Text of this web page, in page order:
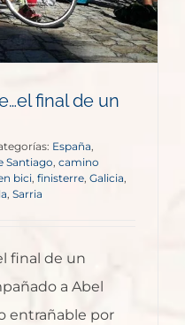
final de un
España,
Santiago camino
bici finisterre Galicia
Sarria
final de un
a Abel
entrañable por